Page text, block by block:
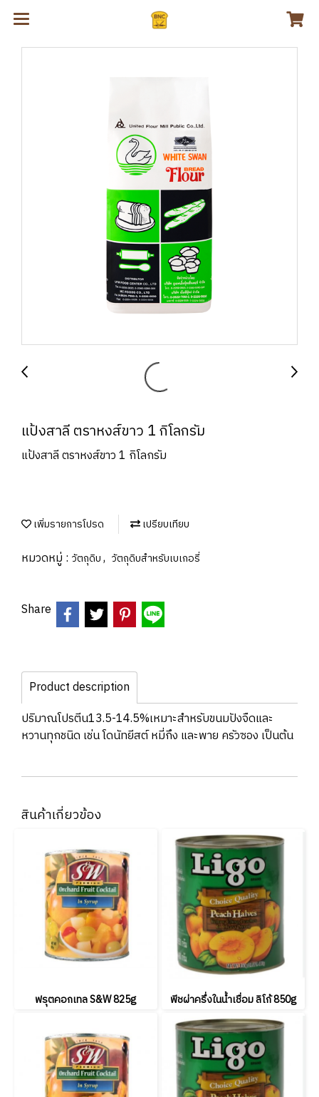
แป้งสาลี ตราหงส์ขาว 1 กิโลกรัม
แป้งสาลี ตราหงส์ขาว 1 กิโลกรัม
เพิ่มรายการโปรด เปรียบเทียบ
หมวดหมู่ : วัตถุดิบ, วัตถุดิบสำหรับเบเกอรี่
Share
Product description
ปริมาณโปรตีน13.5-14.5%เหมาะสำหรับขนมปังจืดและ
หวานทุกชนิด เช่น โดนัทยีสต์ หมี่กึง และพาย ครัวซอง เป็นต้น
สินค้าเกี่ยวข้อง
ฟรุตคอกเทล S&W 825g พีชผ่าครึ่งในน้ำเชื่อม ลิโก้ 850g